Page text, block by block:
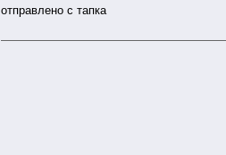
отправлено с тапка